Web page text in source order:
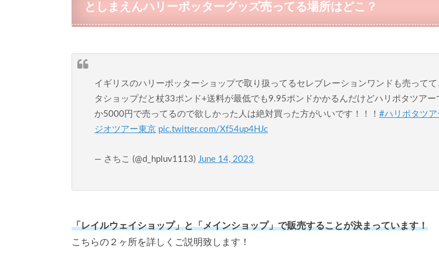
としまえんハリーポッターグッズ売ってる場所はどこ？
イギリスのハリーポッターショップで取り扱ってるセレブレーションワンドも売ってて
タショップだと杖33ポンド+送料が最低でも9.95ポンドかかるんだけどハリポタツアー
か5000円で売ってるので欲しかった人は絶対買った方がいいです！！！ #ハリポタツア
ジオツアー東京 pic.twitter.com/Xf54up4HJc
— さちこ (@d_hpluv1113) June 14, 2023
「レイルウェイショップ」と「メインショップ」で販売することが決まっています！
こちらの２ヶ所を詳しくご説明致します！